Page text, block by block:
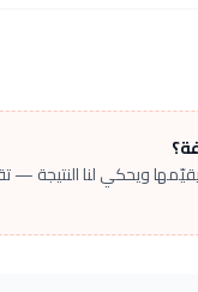
ويحكي لنا النتيجة —